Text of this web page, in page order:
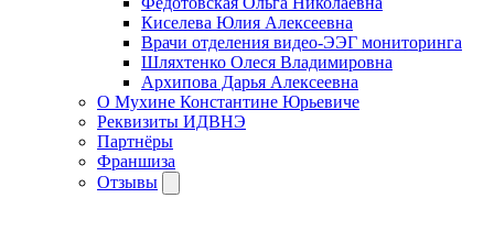
Киселева Юлия Алексеевна
Врачи отделения видео-ЭЭГ мониторинга
Шляхтенко Олеся Владимировна
Архипова Дарья Алексеевна
О Мухине Константине Юрьевиче
Реквизиты ИДВНЭ
Партнёры
Франшиза
Отзывы